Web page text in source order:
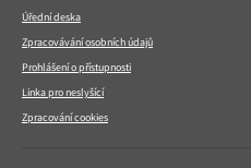
Úřední deska
Zpracovávání osobních údajů
Prohlášení o přístupnosti
Linka pro neslyšící
Zpracování cookies